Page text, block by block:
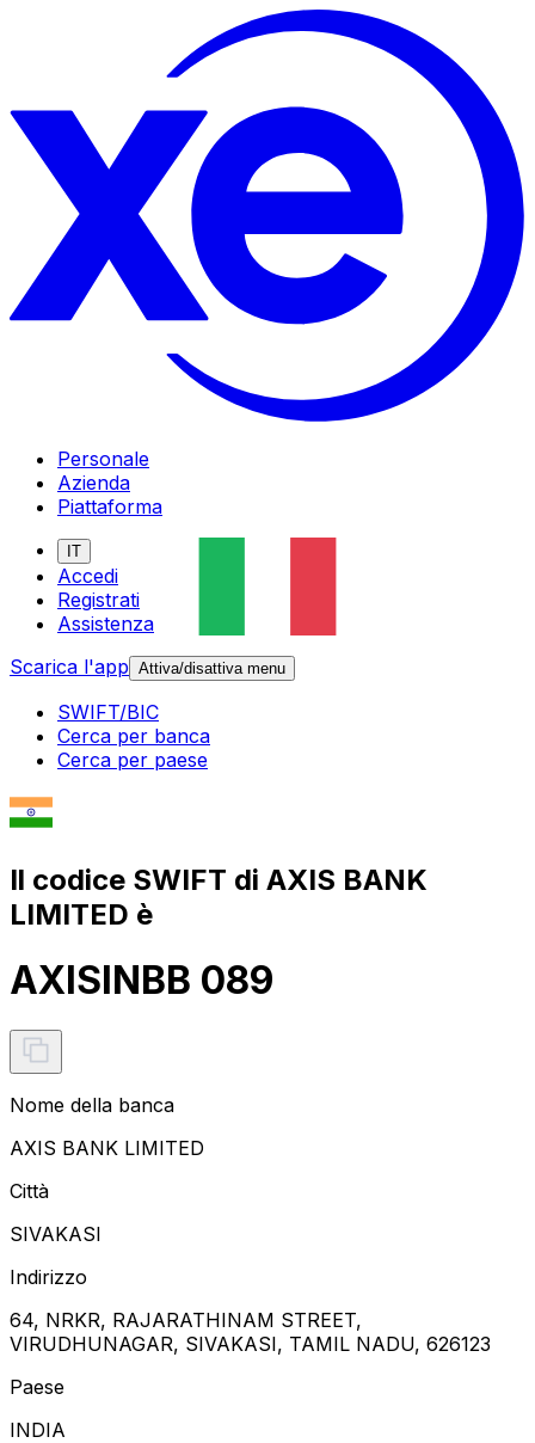
Personale
Azienda
Piattaforma
IT
Accedi
Registrati
Assistenza
Scarica l'app Attiva/disattiva menu
SWIFT/BIC
Cerca per banca
Cerca per paese
Il codice SWIFT di AXIS BANK
LIMITED è
AXISINBB 089
Nome della banca
AXIS BANK LIMITED
Città
SIVAKASI
Indirizzo
64, NRKR, RAJARATHINAM STREET,
VIRUDHUNAGAR, SIVAKASI, TAMIL NADU, 626123
Paese
INDIA